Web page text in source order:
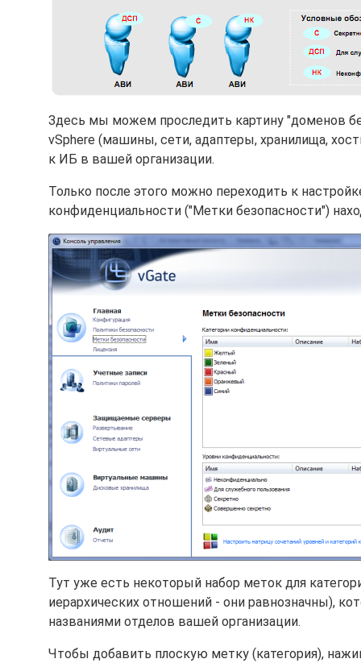
Здесь мы можем проследить картину "доменов
vSphere (машины, сети, адаптеры, хранилища,
к ИБ в вашей организации.
Только после этого можно переходить к
конфиденциальности ("Метки безопасности")
Тут уже есть некоторый набор меток для
иерархических отношений - они равнозначны),
названиями отделов вашей организации.
Чтобы добавить плоскую метку (категория),